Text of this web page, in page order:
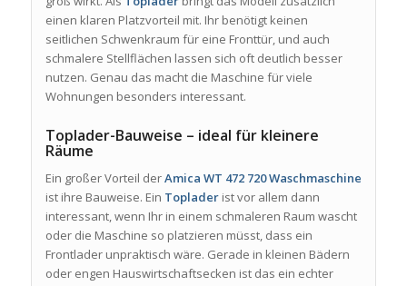
einen klaren Platzvorteil mit. Ihr benötigt keinen
seitlichen Schwenkraum für eine Fronttür, und auch
schmalere Stellflächen lassen sich oft deutlich besser
nutzen. Genau das macht die Maschine für viele
Wohnungen besonders interessant.
Toplader-Bauweise – ideal für kleinere
Räume
Ein großer Vorteil derAmica WT 472 720 Waschmaschine
ist ihre Bauweise. Ein Topladerist vor allem dann
interessant, wenn Ihr in einem schmaleren Raum wascht
oder die Maschine so platzieren müsst, dass ein
Frontlader unpraktisch wäre. Gerade in kleinen Bädern
oder engen Hauswirtschaftsecken ist das ein echter